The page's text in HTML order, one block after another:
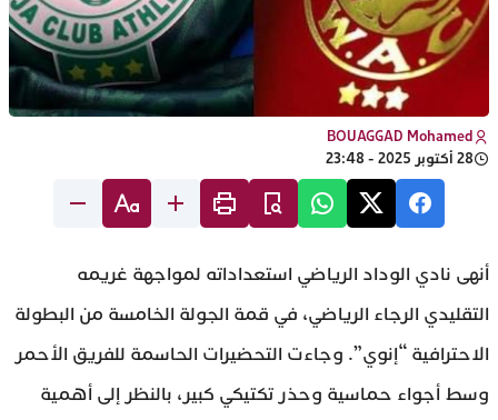
BOUAGGAD Mohamed
28 أكتوبر 2025 - 23:48
أنهى نادي الوداد الرياضي استعداداته لمواجهة غريمه
التقليدي الرجاء الرياضي، في قمة الجولة الخامسة من البطولة
الاحترافية “إنوي”. وجاءت التحضيرات الحاسمة للفريق الأحمر
وسط أجواء حماسية وحذر تكتيكي كبير، بالنظر إلى أهمية